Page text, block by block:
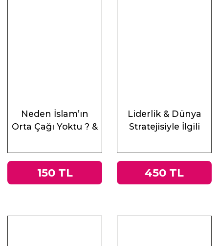
Neden İslam’ın
Orta Çağı Yoktu ? &
ve Doğu
150 TL
Liderlik & Dünya
Stratejisiyle İlgili
450 TL